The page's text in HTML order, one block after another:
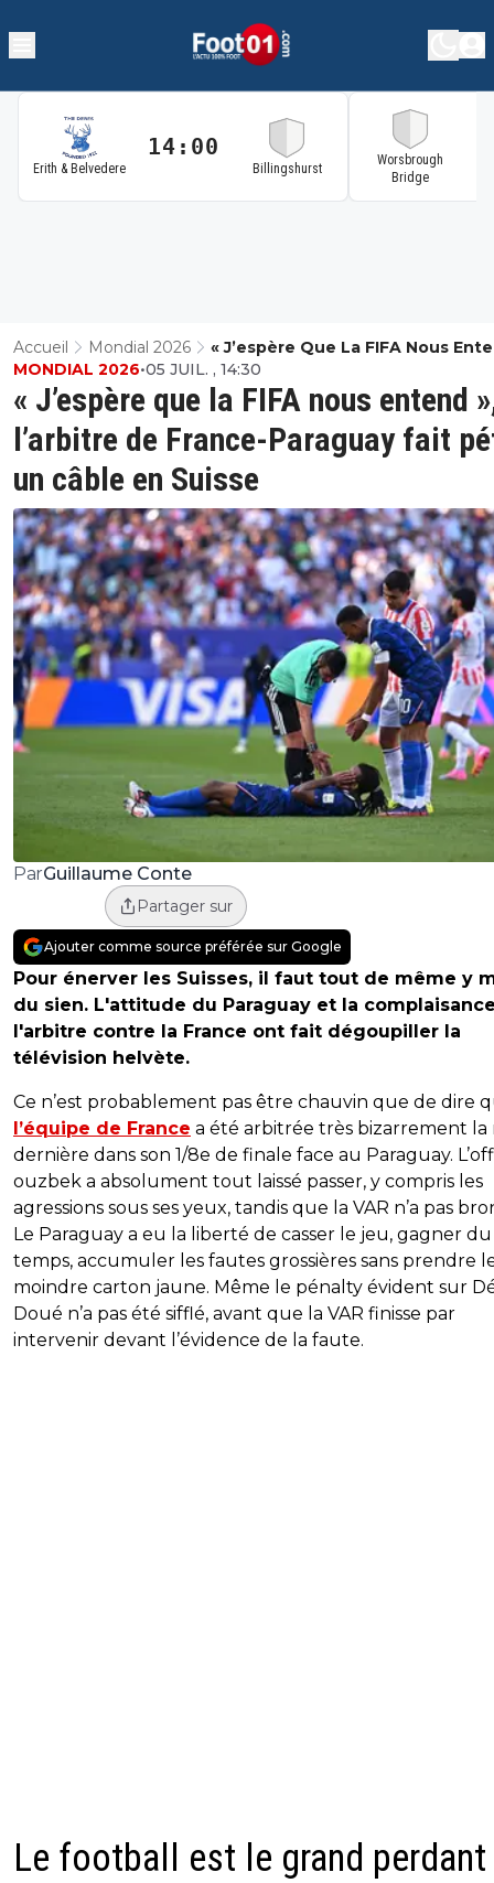
Erith & Belvedere
14:00
Billingshurst
Worsbrough
Bridge
Accueil Mondial 2026
« J’espère Que La FIFA Nous
L’arbitre De France-Paraguay
Un Câble En Suisse
« J’espère que la FIFA nous entend
l’arbitre de France-Paraguay fait
un câble en Suisse
MONDIAL 2026•05 JUIL. , 14:30
ParGuillaume Conte
Partager sur
Ajouter comme source préférée sur Google
Pour énerver les Suisses, il faut tout de même y
du sien. L'attitude du Paraguay et la
l'arbitre contre la France ont fait dégoupiller la
télévision helvète.
Ce n’est probablement pas être chauvin que de dire
l’équipe de France a été arbitrée très bizarrement la
dernière dans son 1/8e de finale face au Paraguay.
ouzbek a absolument tout laissé passer, y compris les
agressions sous ses yeux, tandis que la VAR n’a pas
Le Paraguay a eu la liberté de casser le jeu, gagner du
temps, accumuler les fautes grossières sans prendre
moindre carton jaune. Même le pénalty évident sur
Doué n’a pas été sifflé, avant que la VAR finisse par
intervenir devant l’évidence de la faute.
Le football est le grand perdant